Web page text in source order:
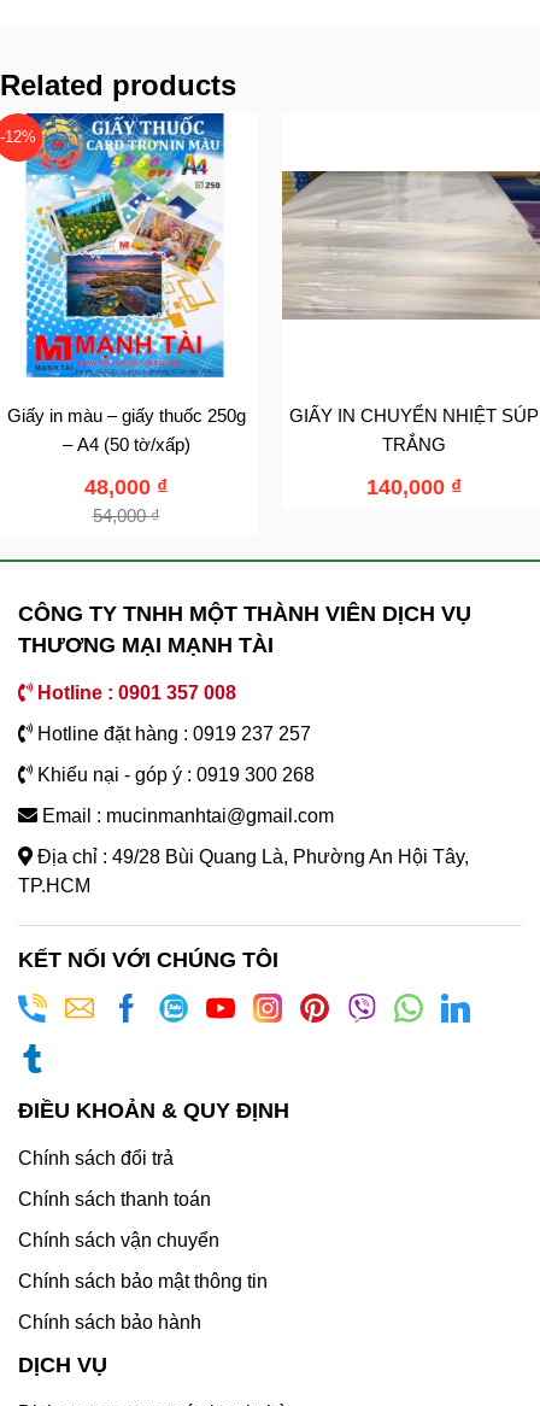
Related products
-12%
Giấy in màu – giấy thuốc 250g
– A4 (50 tờ/xấp)
54,000₫
48,000 ₫
GIẤY IN CHUYỂN NHIỆT SÚP
TRẮNG
140,000 ₫
CÔNG TY TNHH MỘT THÀNH VIÊN DỊCH VỤ
THƯƠNG MẠI MẠNH TÀI
Hotline : 0901 357 008
Hotline đặt hàng : 0919 237 257
Khiếu nại - góp ý : 0919 300 268
Email : mucinmanhtai@gmail.com
Địa chỉ : 49/28 Bùi Quang Là, Phường An Hội Tây,
TP.HCM
KẾT NỐI VỚI CHÚNG TÔI
ĐIỀU KHOẢN & QUY ĐỊNH
Chính sách đổi trả
Chính sách thanh toán
Chính sách vận chuyển
Chính sách bảo mật thông tin
Chính sách bảo hành
DỊCH VỤ